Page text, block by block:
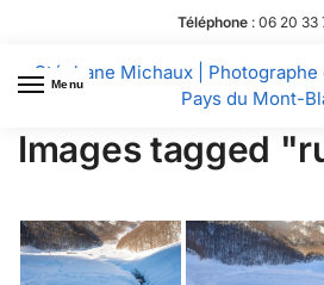
Téléphone: 06 20 33
Menu
Stéphane Michaux | Photographe
Pays du Mont-
Images tagged